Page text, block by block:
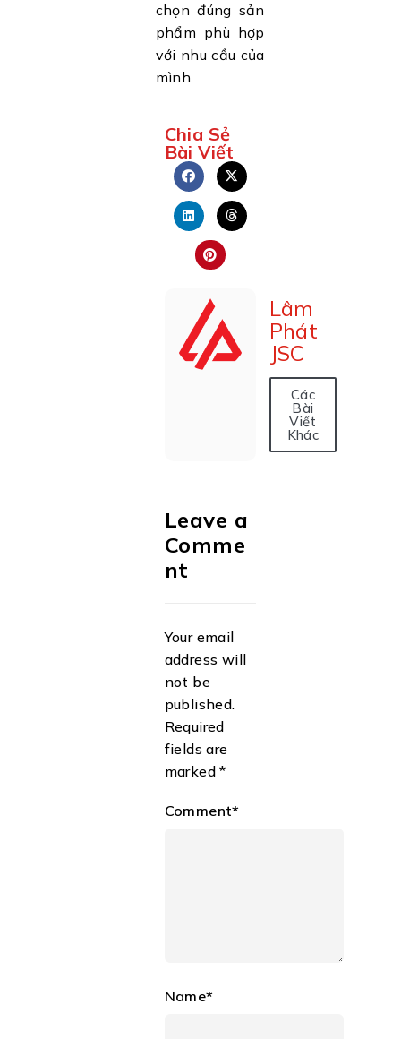
chọn đúng sản
phẩm phù hợp
với nhu cầu của
mình.
Chia Sẻ
Bài Viết
Lâm
Phát
JSC
Các
Bài
Viết
Khác
Leave a
Comme
nt
Your email
address will
not be
published.
Required
fields are
marked *
Comment*
Name*